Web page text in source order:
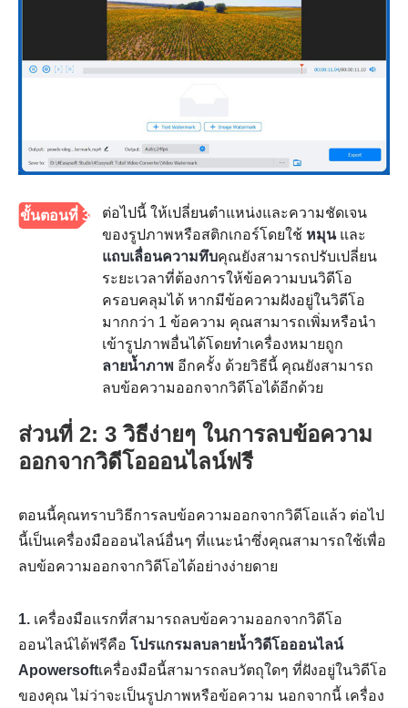
ขั้นตอนที่ 3
ต่อไปนี้ ให้เปลี่ยนตำแหน่งและความชัดเจน
ของรูปภาพหรือสติกเกอร์โดยใช้ หมุนและ
แถบเลื่อนความทึบคุณยังสามารถปรับเปลี่ยน
ระยะเวลาที่ต้องการให้ข้อความบนวิดีโอ
ครอบคลุมได้ หากมีข้อความฝังอยู่ในวิดีโอ
มากกว่า 1 ข้อความ คุณสามารถเพิ่มหรือนำ
เข้ารูปภาพอื่นได้โดยทำเครื่องหมายถูก
ลายน้ำภาพ อีกครั้ง ด้วยวิธีนี้ คุณยังสามารถ
ลบข้อความออกจากวิดีโอได้อีกด้วย
ส่วนที่ 2: 3 วิธีง่ายๆ ในการลบข้อความ
ออกจากวิดีโอออนไลน์ฟรี
ตอนนี้คุณทราบวิธีการลบข้อความออกจากวิดีโอแล้ว ต่อไป
นี้เป็นเครื่องมือออนไลน์อื่นๆ ที่แนะนำซึ่งคุณสามารถใช้เพื่อ
ลบข้อความออกจากวิดีโอได้อย่างง่ายดาย
1. เครื่องมือแรกที่สามารถลบข้อความออกจากวิดีโอ
ออนไลน์ได้ฟรีคือ โปรแกรมลบลายน้ำวิดีโอออนไลน์
Apowersoftเครื่องมือนี้สามารถลบวัตถุใดๆ ที่ฝังอยู่ในวิดีโอ
ของคุณ ไม่ว่าจะเป็นรูปภาพหรือข้อความ นอกจากนี้ เครื่อง